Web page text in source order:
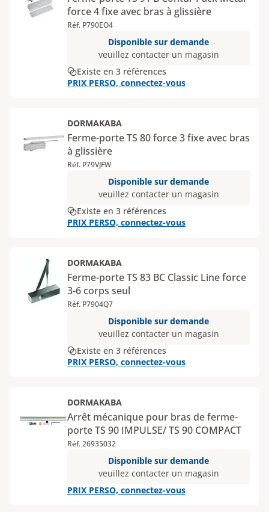
force 4 fixe avec bras à glissière
Réf. P790EO4
Disponible sur demande
veuillez contacter un magasin
Existe en 3 références
PRIX PERSO, connectez-vous
DORMAKABA
Ferme-porte TS 80 force 3 fixe avec bras
à glissière
Réf. P79VJFW
Disponible sur demande
veuillez contacter un magasin
Existe en 3 références
PRIX PERSO, connectez-vous
DORMAKABA
Ferme-porte TS 83 BC Classic Line force
3-6 corps seul
Réf. P7904Q7
Disponible sur demande
veuillez contacter un magasin
Existe en 3 références
PRIX PERSO, connectez-vous
DORMAKABA
Arrêt mécanique pour bras de ferme-
porte TS 90 IMPULSE/ TS 90 COMPACT
Réf. 26935032
Disponible sur demande
veuillez contacter un magasin
PRIX PERSO, connectez-vous